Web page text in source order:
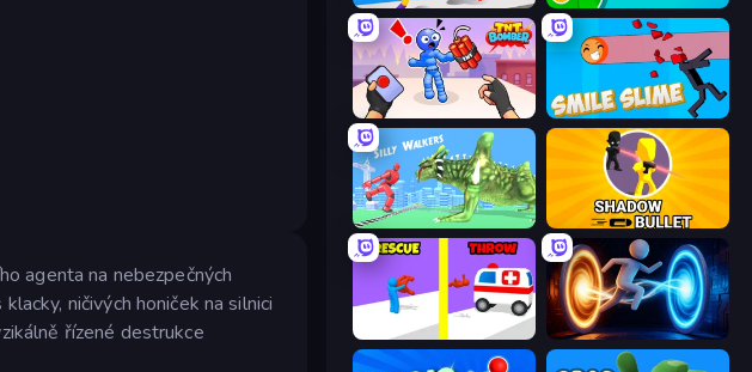
agenta na nebezpečných
ničivých honiček na silnici
řízené destrukce
TNT Bomber Smile Slime
Silly Walkers Shadow Bullet
Rescue Throw Portal Escape